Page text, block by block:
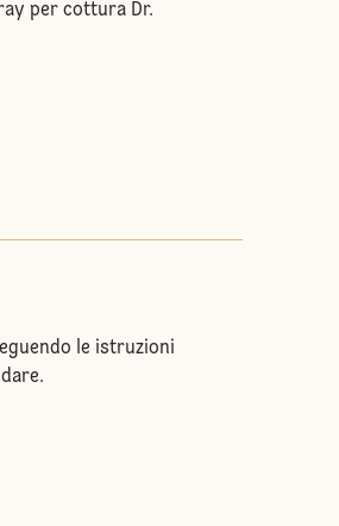
per cottura Dr.
le istruzioni